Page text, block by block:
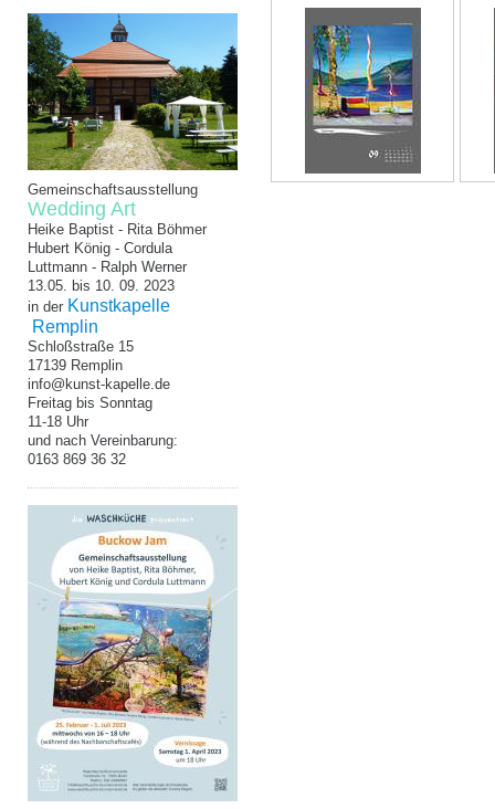
Gemeinschaftsausstellung
Wedding Art
Heike Baptist - Rita Böhmer
Hubert König - Cordula
Luttmann - Ralph Werner
13.05. bis 10. 09. 2023
in der Kunstkapelle
Remplin
Schloßstraße 15
17139 Remplin
info@kunst-kapelle.de
Freitag bis Sonntag
11-18 Uhr
und nach Vereinbarung:
0163 869 36 32